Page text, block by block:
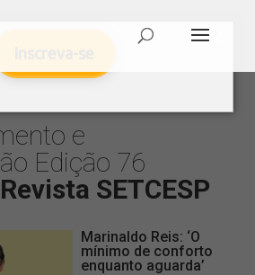
e
Edição 76
Revista SETCESP
Marinaldo Reis: ‘O
mínimo de conforto
enquanto aguarda’